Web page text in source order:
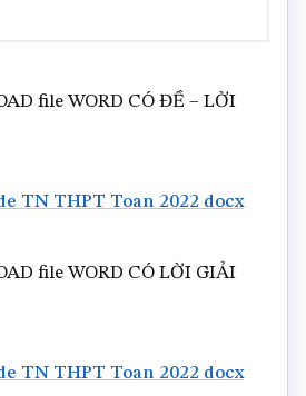
file WORD CÓ ĐỀ – LỜI
TN THPT Toan 2022 docx
file WORD CÓ LỜI GIẢI
TN THPT Toan 2022 docx